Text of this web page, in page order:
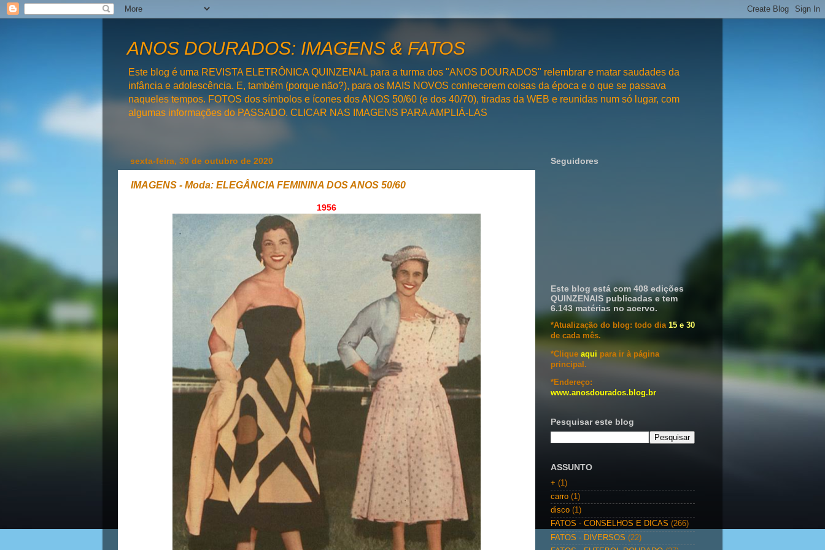
ANOS DOURADOS: IMAGENS & FATOS
Este blog é uma REVISTA ELETRÔNICA QUINZENAL para a turma dos "ANOS DOURADOS" relembrar e matar saudades da
infância e adolescência. E, também (porque não?), para os MAIS NOVOS conhecerem coisas da época e o que se passava
naqueles tempos. FOTOS dos símbolos e ícones dos ANOS 50/60 (e dos 40/70), tiradas da WEB e reunidas num só lugar, com
algumas informações do PASSADO. CLICAR NAS IMAGENS PARA AMPLIÁ-LAS
sexta-feira, 30 de outubro de 2020
IMAGENS - Moda: ELEGÂNCIA FEMININA DOS ANOS 50/60
1956
Seguidores
Este blog está com 408 edições
QUINZENAIS publicadas e tem
6.143 matérias no acervo.
*Atualização do blog: todo dia 15 e 30
de cada mês.
*Clique aqui para ir à página
principal.
*Endereço:
www.anosdourados.blog.br
Pesquisar este blog
ASSUNTO
+ (1)
carro (1)
disco (1)
FATOS - CONSELHOS E DICAS (266)
FATOS - DIVERSOS (22)